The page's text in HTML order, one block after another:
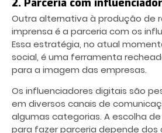
2. Parceria com
Outra alternativa à produção de
imprensa é a parceria com os
Essa estratégia, no atual
social, é uma ferramenta
para a imagem das empresas.
Os influenciadores digitais são
em diversos canais de
algumas categorias. A escolha
para fazer parceria depende dos